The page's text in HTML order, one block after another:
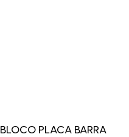
BLOCO PLACA BARRA